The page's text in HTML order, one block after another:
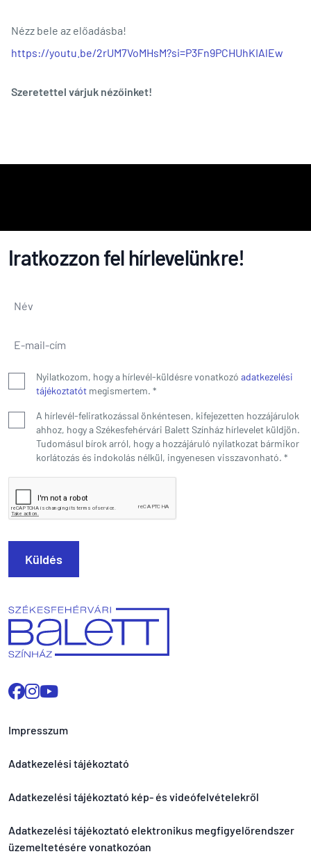
Nézz bele az előadásba!
https://youtu.be/2rUM7VoMHsM?si=P3Fn9PCHUhKIAlEw
Szeretettel várjuk nézőinket!
Impresszum
Adatkezelési tájékoztató
Adatkezelési tájékoztató kép- és videófelvételekről
Adatkezelési tájékoztató elektronikus megfigyelőrendszer
üzemeltetésére vonatkozóan
Iratkozzon fel hírlevelünkre!
Név
E-mail-cím
Nyilatkozom, hogy a hírlevél-küldésre vonatkozó adatkezelési
tájékoztatót megismertem. *
A hírlevél-feliratkozással önkéntesen, kifejezetten hozzájárulok
ahhoz, hogy a Székesfehérvári Balett Színház hírlevelet küldjön.
Tudomásul bírok arról, hogy a hozzájáruló nyilatkozat bármikor
korlátozás és indokolás nélkül, ingyenesen visszavonható. *
Küldés